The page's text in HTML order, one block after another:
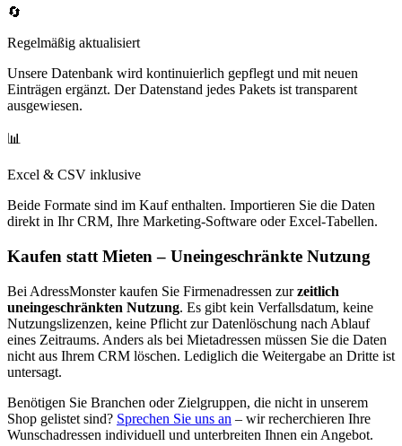
🔄
Regelmäßig aktualisiert
Unsere Datenbank wird kontinuierlich gepflegt und mit neuen
Einträgen ergänzt. Der Datenstand jedes Pakets ist transparent
ausgewiesen.
📊
Excel & CSV inklusive
Beide Formate sind im Kauf enthalten. Importieren Sie die Daten
direkt in Ihr CRM, Ihre Marketing-Software oder Excel-Tabellen.
Kaufen statt Mieten – Uneingeschränkte Nutzung
Bei AdressMonster kaufen Sie Firmenadressen zur zeitlich
uneingeschränkten Nutzung. Es gibt kein Verfallsdatum, keine
Nutzungslizenzen, keine Pflicht zur Datenlöschung nach Ablauf
eines Zeitraums. Anders als bei Mietadressen müssen Sie die Daten
nicht aus Ihrem CRM löschen. Lediglich die Weitergabe an Dritte ist
untersagt.
Benötigen Sie Branchen oder Zielgruppen, die nicht in unserem
Shop gelistet sind? Sprechen Sie uns an – wir recherchieren Ihre
Wunschadressen individuell und unterbreiten Ihnen ein Angebot.